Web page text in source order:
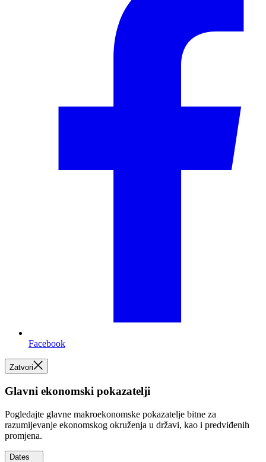
Facebook
Zatvori
Glavni ekonomski pokazatelji
Pogledajte glavne makroekonomske pokazatelje bitne za
razumijevanje ekonomskog okruženja u državi, kao i predviđenih
promjena.
Dates